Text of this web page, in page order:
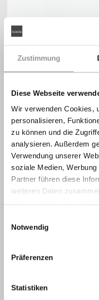
Zustimmung
Diese Webseite
Wir verwenden Cookies,
personalisieren,
zu können und die
analysieren. Außerdem
Verwendung unserer
soziale Medien,
Partner führen diese
weiteren Daten
haben oder die sie im
Notwendig
Präferenzen
Statistiken